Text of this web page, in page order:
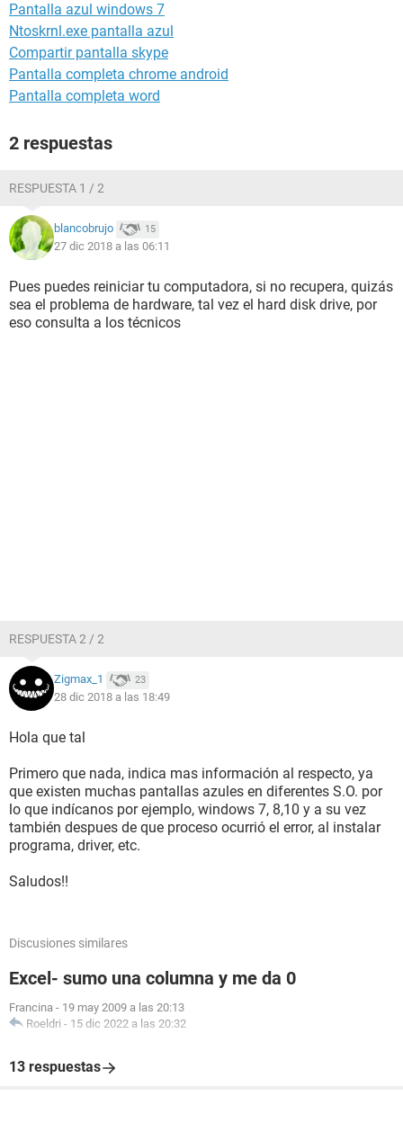
Pantalla azul windows 7
Ntoskrnl.exe pantalla azul
Compartir pantalla skype
Pantalla completa chrome android
Pantalla completa word
2 respuestas
RESPUESTA 1 / 2
blancobrujo 15
27 dic 2018 a las 06:11
Pues puedes reiniciar tu computadora, si no recupera, quizás
sea el problema de hardware, tal vez el hard disk drive, por
eso consulta a los técnicos
RESPUESTA 2 / 2
Zigmax_1 23
28 dic 2018 a las 18:49
Hola que tal
Primero que nada, indica mas información al respecto, ya
que existen muchas pantallas azules en diferentes S.O. por
lo que indícanos por ejemplo, windows 7, 8,10 y a su vez
también despues de que proceso ocurrió el error, al instalar
programa, driver, etc.
Saludos!!
Discusiones similares
Excel- sumo una columna y me da 0
Francina - 19 may 2009 a las 20:13
Roeldri - 15 dic 2022 a las 20:32
13 respuestas